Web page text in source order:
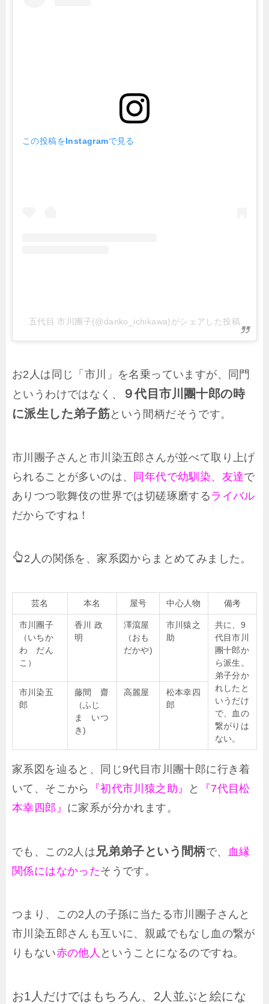
この投稿をInstagramで見る
五代目 市川團子(@danko_ichikawa)がシェアした投稿
お2人は同じ「市川」を名乗っていますが、同門
というわけではなく、
９代目市川團十郎の時
に派生した弟子筋という間柄だそうです。
市川團子さんと市川染五郎さんが並べて取り上げ
られることが多いのは、
同年代で幼馴染、友達で
ありつつ歌舞伎の世界では切磋琢磨する ライバル
だからですね！
2人の関係を、家系図からまとめてみました。
芸名 本名 屋号 中心人物 備考
市川團子
（いちか
わ だん
こ）
香川 政
明
澤瀉屋
（おも
だかや)
市川猿之
助
共に、9
代目市川
團十郎か
ら派生。
弟子分か
れしたと
いうだけ
で、血の
繋がりは
ない。
市川染五
郎
藤間 齋
（ふじ
ま いつ
き)
高麗屋
松本幸四
郎
家系図を辿ると、同じ9代目市川團十郎に行き着
いて、そこから
『初代市川猿之助』 と
『7代目松
本幸四郎』 に家系が分かれます。
でも、この2人は 兄弟弟子という間柄で、
血縁
関係にはなかったそうです。
つまり、この2人の子孫に当たる市川團子さんと
市川染五郎さんも互いに、親戚でもなし血の繋が
りもない赤の他人 ということになるのですね。
お1人だけではもちろん、2人並ぶと絵にな